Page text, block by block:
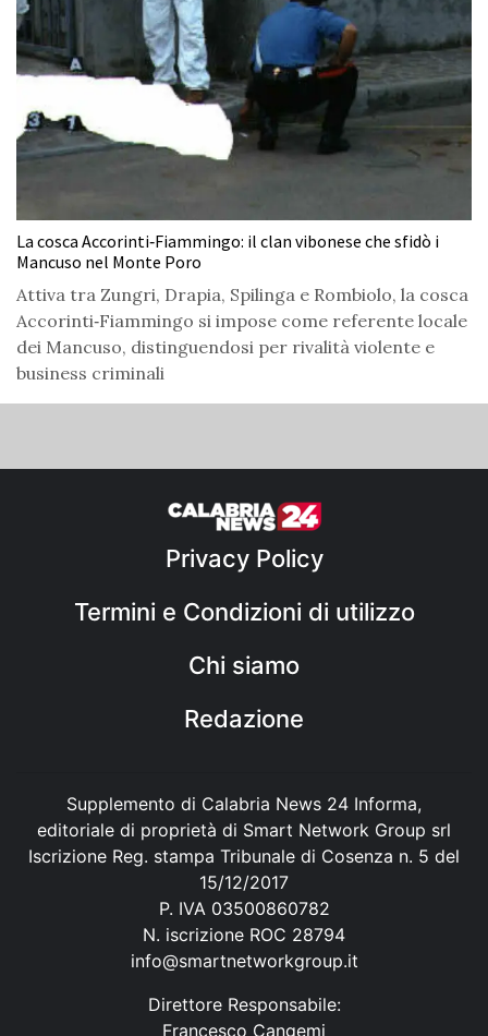
La cosca Accorinti‑Fiammingo: il clan vibonese che sfidò i
Mancuso nel Monte Poro
Attiva tra Zungri, Drapia, Spilinga e Rombiolo, la cosca
Accorinti‑Fiammingo si impose come referente locale
dei Mancuso, distinguendosi per rivalità violente e
business criminali
Privacy Policy
Termini e Condizioni di utilizzo
Chi siamo
Redazione
Supplemento di Calabria News 24 Informa,
editoriale di proprietà di Smart Network Group srl
Iscrizione Reg. stampa Tribunale di Cosenza n. 5 del
15/12/2017
P. IVA 03500860782
N. iscrizione ROC 28794
info@smartnetworkgroup.it
Direttore Responsabile:
Francesco Cangemi